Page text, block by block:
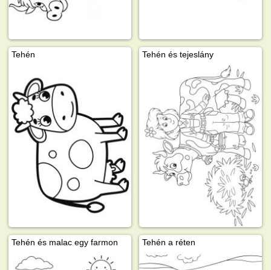
Tehén Tehén és tejeslány
Tehén és malac egy farmon Tehén a réten